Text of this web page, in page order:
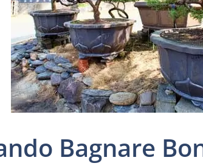
Bagnare